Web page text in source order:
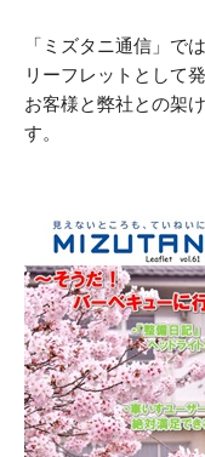
「ミズタニ通信」で
リーフレットとして
お客様と弊社との架
す。